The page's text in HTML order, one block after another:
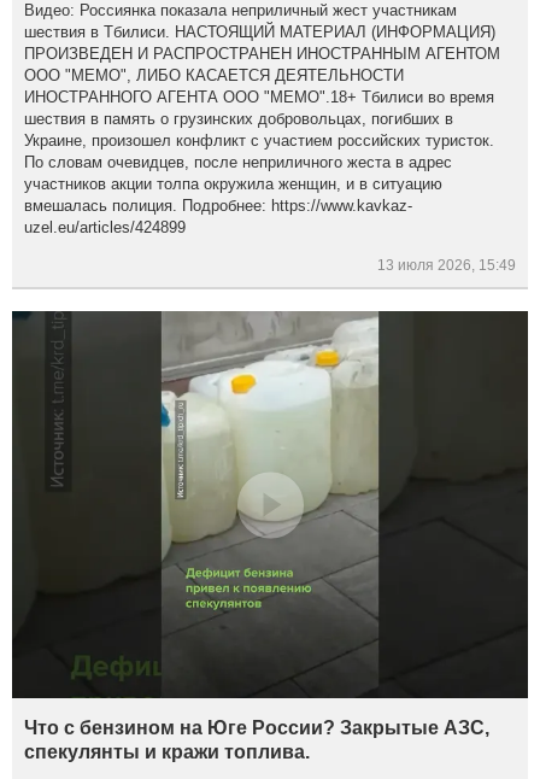
Видео: Россиянка показала неприличный жест участникам
шествия в Тбилиси. НАСТОЯЩИЙ МАТЕРИАЛ (ИНФОРМАЦИЯ)
ПРОИЗВЕДЕН И РАСПРОСТРАНЕН ИНОСТРАННЫМ АГЕНТОМ
ООО "МЕМО", ЛИБО КАСАЕТСЯ ДЕЯТЕЛЬНОСТИ
ИНОСТРАННОГО АГЕНТА ООО "МЕМО".18+ Тбилиси во время
шествия в память о грузинских добровольцах, погибших в
Украине, произошел конфликт с участием российских туристок.
По словам очевидцев, после неприличного жеста в адрес
участников акции толпа окружила женщин, и в ситуацию
вмешалась полиция. Подробнее: https://www.kavkaz-
uzel.eu/articles/424899
13 июля 2026, 15:49
Что с бензином на Юге России? Закрытые АЗС,
спекулянты и кражи топлива.